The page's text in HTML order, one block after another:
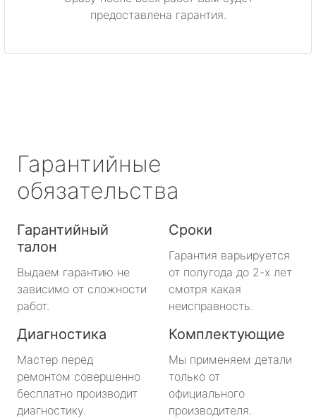
предоставлена гарантия.
Гарантийные
обязательства
Гарантийный
талон
Выдаем гарантию не
зависимо от сложности
работ.
Сроки
Гарантия варьируется
от полугода до 2-х лет
смотря какая
неисправность.
Диагностика
Мастер перед
ремонтом совершенно
бесплатно производит
диагностику.
Комплектующие
Мы применяем детали
только от
официального
производителя.